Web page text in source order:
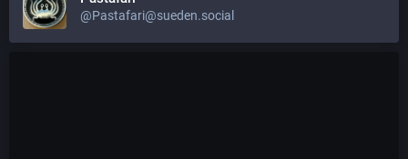
@Pastafari@sueden.social